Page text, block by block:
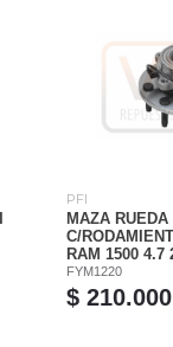
PFI
MAZA
C/
RAM 1500 4.7
FYM1220
$ 210.000